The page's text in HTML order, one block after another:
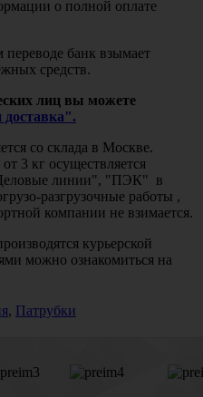
о полной оплате
банк взымает
средств.
лиц вы можете
со склада в Москве.
3 кг осуществляется
линии", "ПЭК" в
разгрузочные работы ,
компании не взимается.
курьерской
можно ознакомиться на
, Патрубки